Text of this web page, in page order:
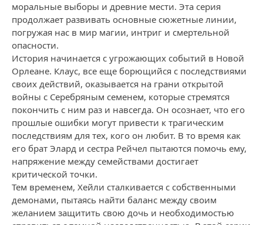
моральные выборы и древние мести. Эта серия
продолжает развивать основные сюжетные линии,
погружая нас в мир магии, интриг и смертельной
опасности.
История начинается с угрожающих событий в Новой
Орлеане. Клаус, все еще борющийся с последствиями
своих действий, оказывается на грани открытой
войны с Серебряным семенем, которые стремятся
покончить с ним раз и навсегда. Он осознает, что его
прошлые ошибки могут привести к трагическим
последствиям для тех, кого он любит. В то время как
его брат Элард и сестра Рейчел пытаются помочь ему,
напряжение между семействами достигает
критической точки.
Тем временем, Хейли сталкивается с собственными
демонами, пытаясь найти баланс между своим
желанием защитить свою дочь и необходимостью